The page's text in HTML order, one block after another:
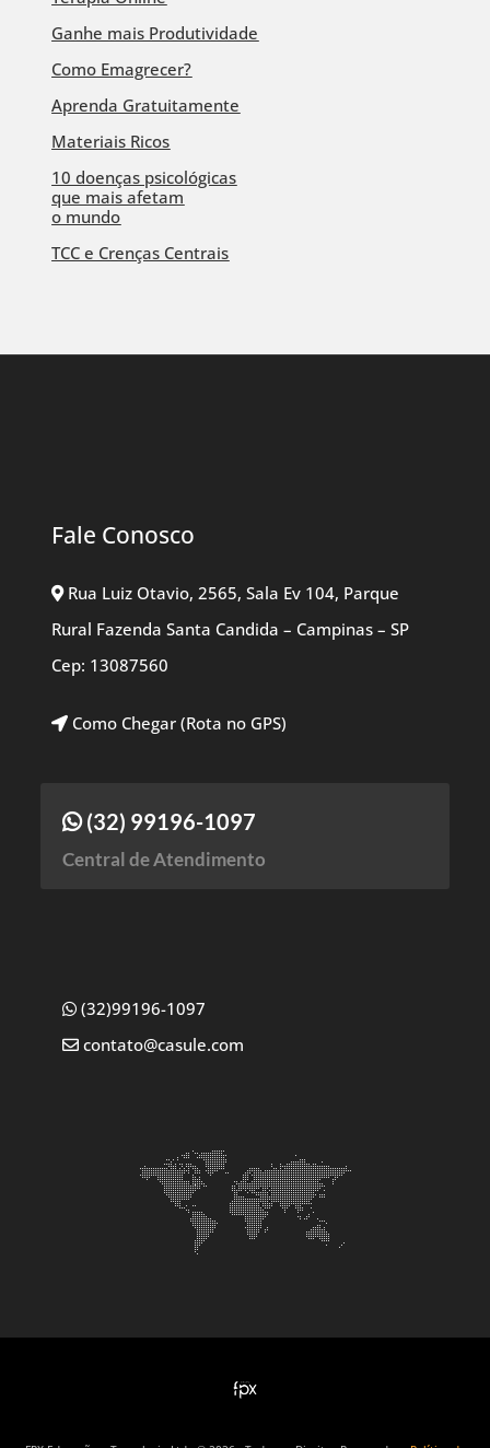
Ganhe mais Produtividade
Como Emagrecer?
Aprenda Gratuitamente
Materiais Ricos
10 doenças psicológicas
que mais afetam
o mundo
TCC e Crenças Centrais
Fale Conosco
Rua Luiz Otavio, 2565, Sala Ev 104, Parque
Rural Fazenda Santa Candida – Campinas – SP
Cep: 13087560
Como Chegar (Rota no GPS)
(32) 99196-1097
Central de Atendimento
(32)99196-1097
contato@casule.com